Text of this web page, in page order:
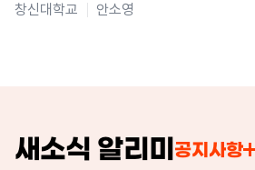
창신대학교 안소영
새소식 알리미 공지사항